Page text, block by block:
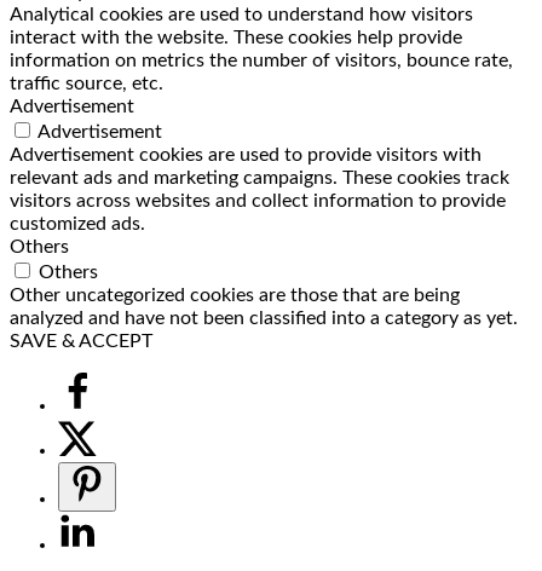
Analytical cookies are used to understand how visitors
interact with the website. These cookies help provide
information on metrics the number of visitors, bounce rate,
traffic source, etc.
Advertisement
Advertisement
Advertisement cookies are used to provide visitors with
relevant ads and marketing campaigns. These cookies track
visitors across websites and collect information to provide
customized ads.
Others
Others
Other uncategorized cookies are those that are being
analyzed and have not been classified into a category as yet.
SAVE & ACCEPT